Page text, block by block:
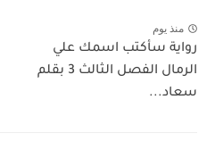
منذ يوم
رواية سأكتب اسمك علي
الرمال الفصل الثالث 3 بقلم
سعاد...